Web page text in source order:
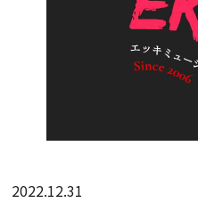
2022.12.31